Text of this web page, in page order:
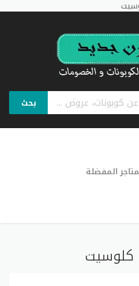
بحث
المفضلة